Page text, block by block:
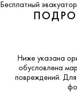
Бесплатный
Ниже указана
обусловлена
повреждений.